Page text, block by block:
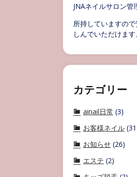
JNAネイルサロン管
所持していますの
しんでいただけます
カテゴリー
ainail日常 (3)
お客様ネイル
お知らせ (26)
エステ (2)